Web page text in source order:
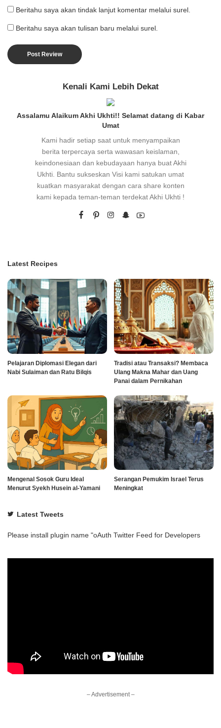
Beritahu saya akan tindak lanjut komentar melalui surel.
Beritahu saya akan tulisan baru melalui surel.
Kenali Kami Lebih Dekat
Assalamu Alaikum Akhi Ukhti!! Selamat datang di Kabar
Umat
Kami hadir setiap saat untuk menyampaikan
berita terpercaya serta wawasan keislaman,
keindonesiaan dan kebudayaan hanya buat Akhi
Ukhti. Bantu sukseskan Visi kami satukan umat
kuatkan masyarakat dengan cara share konten
kami kepada teman-teman terdekat Akhi Ukhti !
Latest Recipes
Pelajaran Diplomasi Elegan dari
Nabi Sulaiman dan Ratu Bilqis
Tradisi atau Transaksi? Membaca
Ulang Makna Mahar dan Uang
Panai dalam Pernikahan
Mengenal Sosok Guru Ideal
Menurut Syekh Husein al-Yamani
Serangan Pemukim Israel Terus
Meningkat
Latest Tweets
Please install plugin name "oAuth Twitter Feed for Developers
– Advertisement –